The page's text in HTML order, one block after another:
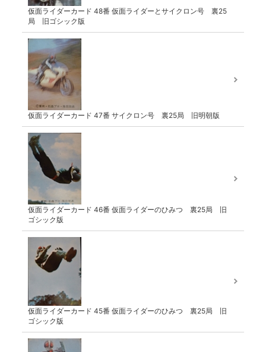
仮面ライダーカード 48番 仮面ライダーとサイクロン号 裏25
局 旧ゴシック版
仮面ライダーカード 47番 サイクロン号 裏25局 旧明朝版
仮面ライダーカード 46番 仮面ライダーのひみつ 裏25局 旧
ゴシック版
仮面ライダーカード 45番 仮面ライダーのひみつ 裏25局 旧
ゴシック版